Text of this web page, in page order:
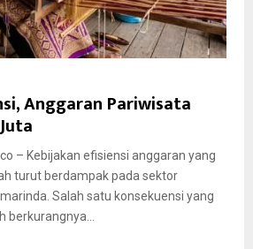
Anggaran Pariwisata
– Kebijakan efisiensi anggaran yang
turut berdampak pada sektor
Salah satu konsekuensi yang
berkurangnya...